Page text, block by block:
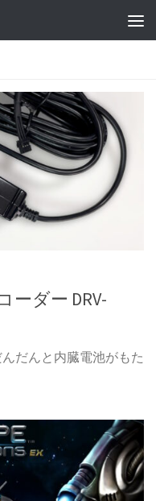
ダー DRV-
だんと内臓電池がもた